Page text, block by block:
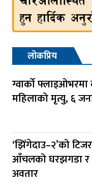
लोकप्रिय
ग्वार्को
महिलाको मृत्यु, ६
‘झिँगेदाउ–२’को
आँचलको घरझगडा र
अवतार